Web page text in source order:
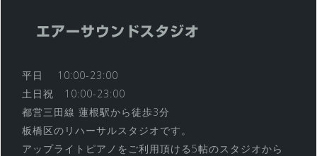
エアーサウンドスタジオ
平日 10:00-23:00
土日祝 10:00-23:00
都営三田線 蓮根駅から徒歩3分
板橋区のリハーサルスタジオです。
アップライトピアノをご利用頂ける5帖のスタジオから